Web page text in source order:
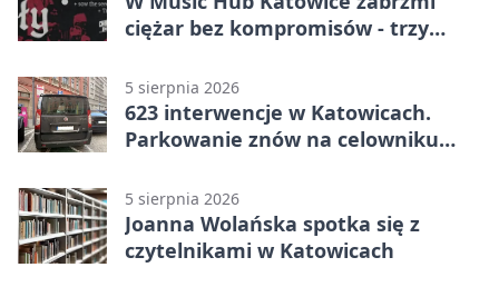
ciężar bez kompromisów - trzy
5 sierpnia 2026
623 interwencje w Katowicach.
Parkowanie znów na celowniku
5 sierpnia 2026
Joanna Wolańska spotka się z
czytelnikami w Katowicach